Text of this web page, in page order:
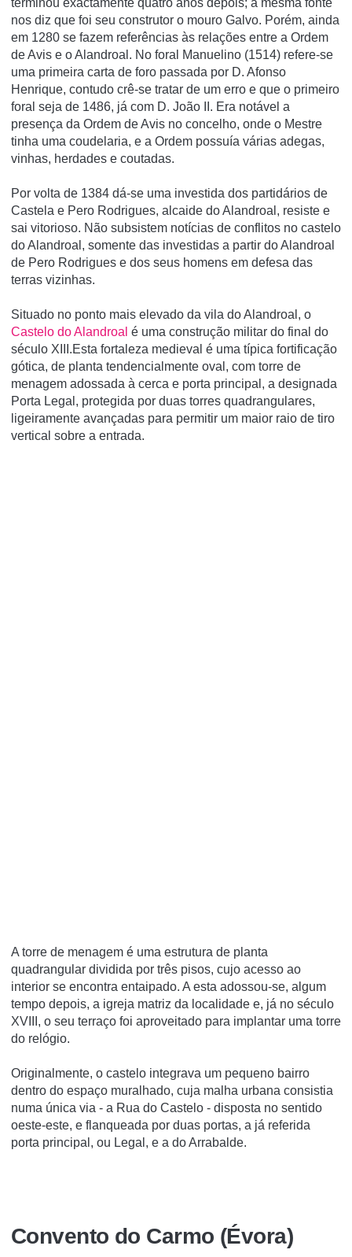
terminou exactamente quatro anos depois; a mesma fonte
nos diz que foi seu construtor o mouro Galvo. Porém, ainda
em 1280 se fazem referências às relações entre a Ordem
de Avis e o Alandroal. No foral Manuelino (1514) refere-se
uma primeira carta de foro passada por D. Afonso
Henrique, contudo crê-se tratar de um erro e que o primeiro
foral seja de 1486, já com D. João II. Era notável a
presença da Ordem de Avis no concelho, onde o Mestre
tinha uma coudelaria, e a Ordem possuía várias adegas,
vinhas, herdades e coutadas.
Por volta de 1384 dá-se uma investida dos partidários de
Castela e Pero Rodrigues, alcaide do Alandroal, resiste e
sai vitorioso. Não subsistem notícias de conflitos no castelo
do Alandroal, somente das investidas a partir do Alandroal
de Pero Rodrigues e dos seus homens em defesa das
terras vizinhas.
Situado no ponto mais elevado da vila do Alandroal, o
Castelo do Alandroal é uma construção militar do final do
século XIII.Esta fortaleza medieval é uma típica fortificação
gótica, de planta tendencialmente oval, com torre de
menagem adossada à cerca e porta principal, a designada
Porta Legal, protegida por duas torres quadrangulares,
ligeiramente avançadas para permitir um maior raio de tiro
vertical sobre a entrada.
A torre de menagem é uma estrutura de planta
quadrangular dividida por três pisos, cujo acesso ao
interior se encontra entaipado. A esta adossou-se, algum
tempo depois, a igreja matriz da localidade e, já no século
XVIII, o seu terraço foi aproveitado para implantar uma torre
do relógio.
Originalmente, o castelo integrava um pequeno bairro
dentro do espaço muralhado, cuja malha urbana consistia
numa única via - a Rua do Castelo - disposta no sentido
oeste-este, e flanqueada por duas portas, a já referida
porta principal, ou Legal, e a do Arrabalde.
Convento do Carmo (Évora)